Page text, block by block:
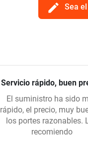
edit Sea
Servicio rápido, buen
El suministro ha sido
rápido, el precio, muy
los portes razonables.
recomiendo